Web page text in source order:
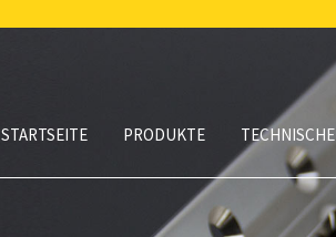
STARTSEITE PRODUKTE